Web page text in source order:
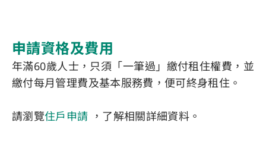
申請資格及費用
年滿60歲人士，只須「一筆過」繳付租住權費，並
繳付每月管理費及基本服務費，便可終身租住。
請瀏覽住戶申請 ，了解相關詳細資料。